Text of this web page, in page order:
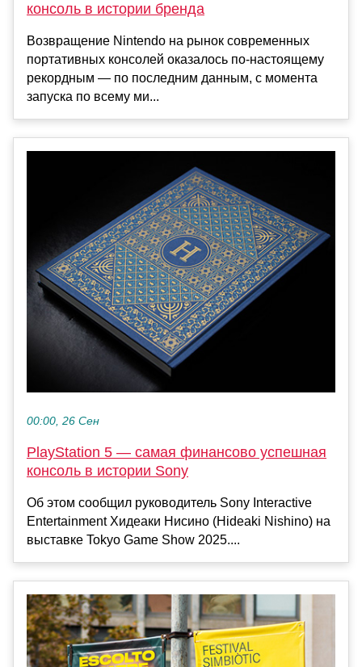
консоль в истории бренда
Возвращение Nintendo на рынок современных
портативных консолей оказалось по-настоящему
рекордным — по последним данным, с момента
запуска по всему ми...
00:00, 26 Сен
PlayStation 5 — самая финансово успешная
консоль в истории Sony
Об этом сообщил руководитель Sony Interactive
Entertainment Хидеаки Нисино (Hideaki Nishino) на
выставке Tokyo Game Show 2025....